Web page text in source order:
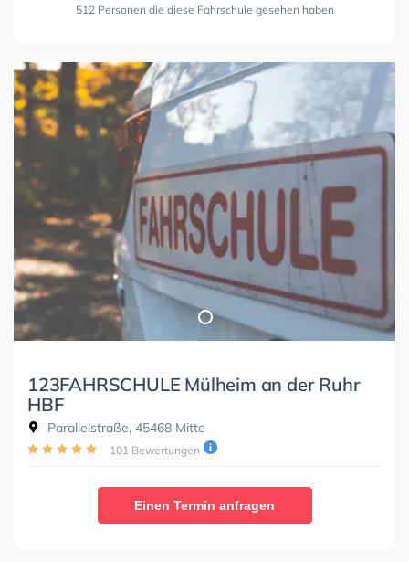
512 Personen die diese Fahrschule gesehen haben
123FAHRSCHULE Mülheim an der Ruhr
HBF
Parallelstraße, 45468 Mitte
101 Bewertungen
Einen Termin anfragen